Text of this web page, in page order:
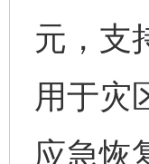
元，支
用于灾
应急恢